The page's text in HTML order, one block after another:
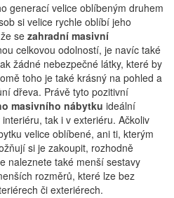
generací velice oblíbeným druhem
si velice rychle oblíbí jeho
se zahradní masivní
celkovou odolností, je navíc také
žádné nebezpečné látky, které by
toho je také krásný na pohled a
dřeva. Právě tyto pozitivní
masivního nábytku ideální
tak i v exteriéru. Ačkoliv
velice oblíbené, ani ti, kterým
si je zakoupit, rozhodně
naleznete také menší sestavy
rozměrů, které lze bez
či exteriérech.